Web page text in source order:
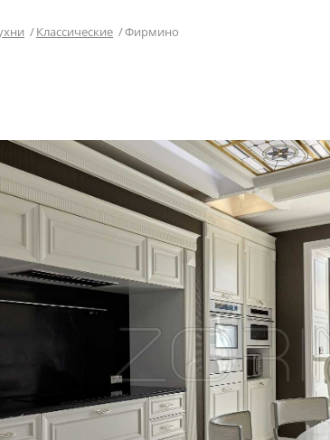
Классические Фирмино